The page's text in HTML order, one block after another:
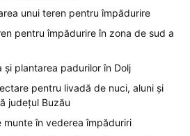
unui teren pentru împădurire
pentru împădurire în zona de sud a
plantarea padurilor în Dolj
pentru livadă de nuci, aluni și
județul Buzău
în vederea împăduriri